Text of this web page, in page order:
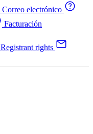
Correo electrónico
Facturación
Registrant rights